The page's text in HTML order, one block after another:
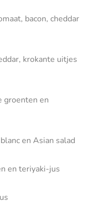
bacon, cheddar
krokante uitjes
groenten en
en Asian salad
en teriyaki-jus